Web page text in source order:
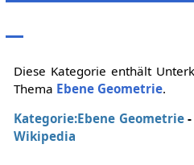
Diese Kategorie enthält
Thema Ebene Geometrie.
Kategorie:Ebene Geometrie-
Wikipedia